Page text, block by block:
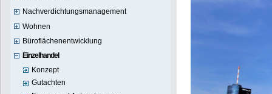
Nachverdichtungsmanagement
Wohnen
Büroflächenentwicklung
Einzelhandel
Konzept
Gutachten